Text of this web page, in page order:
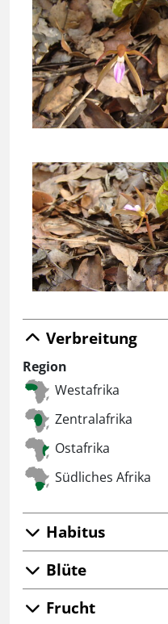
Verbreitung
Region
Westafrika
Zentralafrika
Ostafrika
Südliches Afrika
Habitus
Blüte
Frucht